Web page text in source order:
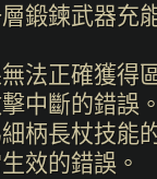
鍛鍊武器充
法正確獲得
中斷的錯誤
柄長杖技能
效的錯誤。